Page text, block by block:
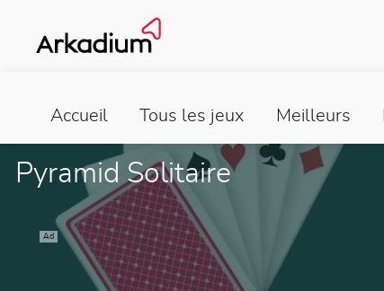
Accueil Tous les jeux Meilleurs
Pyramid Solitaire
Ad